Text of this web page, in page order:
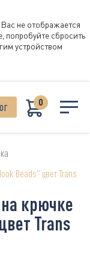
не отображается
попробуйте сбросить
устройством
0
Beads" цвет Trans
крючке
Trans